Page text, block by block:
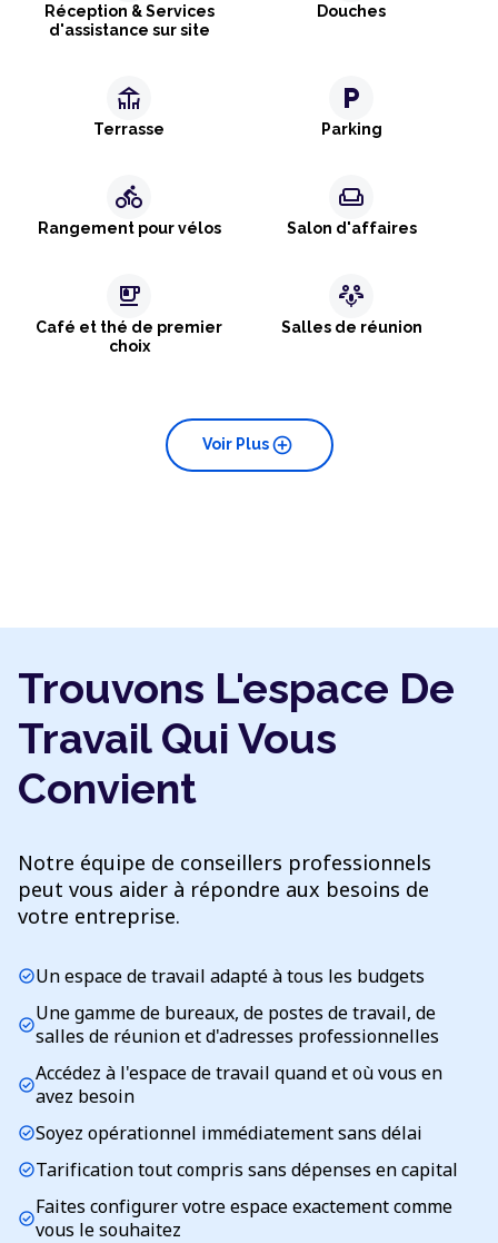
Réception & Services
d'assistance sur site
Douches
deck
Terrasse
local_parking
Parking
directions_bike
Rangement pour vélos
weekend
Salon d'affaires
emoji_food_beverage
Café et thé de premier
choix
adaptive_audio_mic
Salles de réunion
add_circle
Voir Plus
Trouvons L'espace De
Travail Qui Vous
Convient
Notre équipe de conseillers professionnels
peut vous aider à répondre aux besoins de
votre entreprise.
check_circleUn espace de travail adapté à tous les budgets
check_circleUne gamme de bureaux, de postes de travail, de
salles de réunion et d'adresses professionnelles
check_circleAccédez à l'espace de travail quand et où vous en
avez besoin
check_circleSoyez opérationnel immédiatement sans délai
check_circleTarification tout compris sans dépenses en capital
check_circleFaites configurer votre espace exactement comme
vous le souhaitez